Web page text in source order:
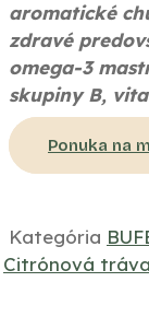
aromatické
zdravé
omega-3
skupiny B,
Ponuka na
Kategória
Citrónová tráva